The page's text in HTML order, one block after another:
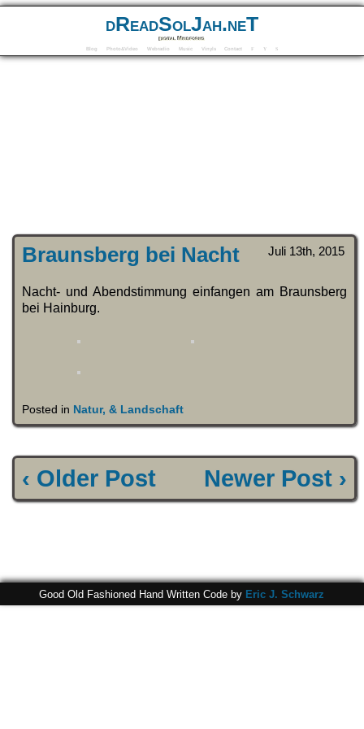
dReadSolJah.neT
Digital Mindforms
Blog Photo&Video Webradio Music Vinyls Contact F Y S
Juli 13th, 2015
Braunsberg bei Nacht
Nacht- und Abendstimmung einfangen am Braunsberg
bei Hainburg.
Posted in Natur, & Landschaft
‹ Older Post Newer Post ›
Good Old Fashioned Hand Written Code by Eric J. Schwarz